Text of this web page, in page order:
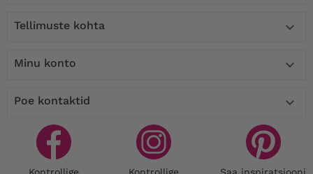
Tellimuste kohta 
Minu konto 
Poe kontaktid 
Kontrollige